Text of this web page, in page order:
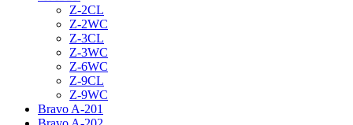
Z-2CL
Z-2WC
Z-3CL
Z-3WC
Z-6WC
Z-9CL
Z-9WC
Bravo A-201